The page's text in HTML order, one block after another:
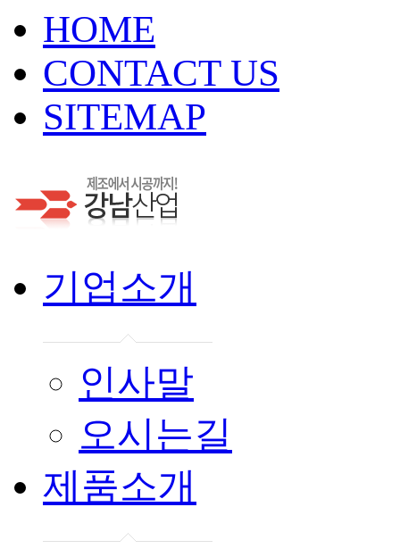
HOME
CONTACT US
SITEMAP
기업소개
인사말
오시는길
제품소개